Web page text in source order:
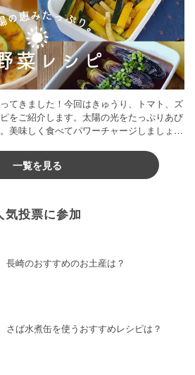
てきました！今回はきゅうり、トマト、ズ
をご紹介します。太陽の光をたっぷりあび
美味しく食べてパワーチャージしましょう
一覧を見る
気投票に参加
長崎のおすすめのお土産は？
さば水煮缶を使うおすすめレシピは？